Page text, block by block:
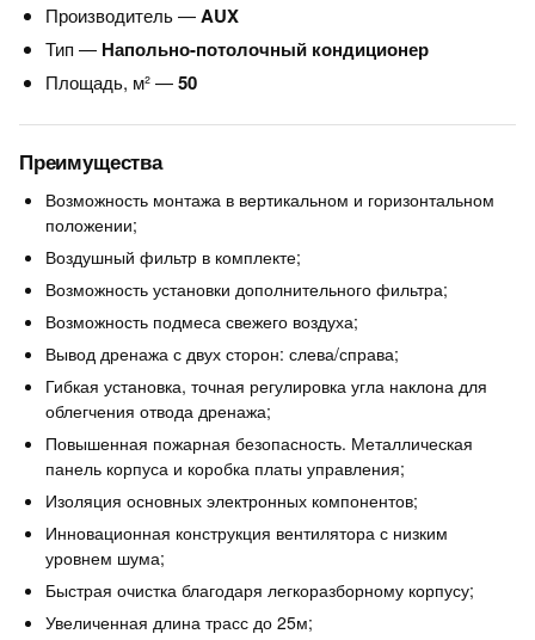
Производитель —AUX
Тип — Напольно-потолочный кондиционер
Площадь, м² —50
Преимущества
Возможность монтажа в вертикальном и горизонтальном
положении;
Воздушный фильтр в комплекте;
Возможность установки дополнительного фильтра;
Возможность подмеса свежего воздуха;
Вывод дренажа с двух сторон: слева/справа;
Гибкая установка, точная регулировка угла наклона для
облегчения отвода дренажа;
Повышенная пожарная безопасность. Металлическая
панель корпуса и коробка платы управления;
Изоляция основных электронных компонентов;
Инновационная конструкция вентилятора с низким
уровнем шума;
Быстрая очистка благодаря легкоразборному корпусу;
Увеличенная длина трасс до 25м;